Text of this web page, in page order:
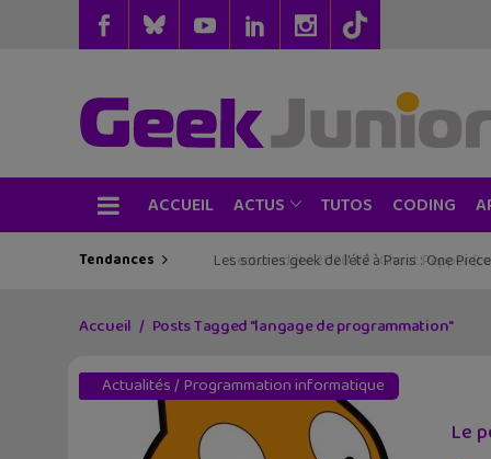
ACCUEIL ACTUS TUTOS CODING
Tendances Les sorties geek de l’été à Paris : One
Accueil Posts Tagged "langage de programmation"
Actualités/ Programmation informatique
Le